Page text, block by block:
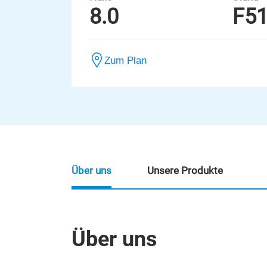
8.0
Zum Plan
Über uns
Über uns Unsere Produkte